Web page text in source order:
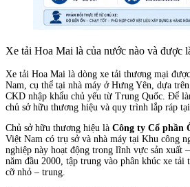
Xe tải Hoa Mai là của nước nào và được
Xe tải Hoa Mai là dòng xe tải thương mại
Nam, cụ thể tại nhà máy ở Hưng Yên, dựa
CKD nhập khẩu chủ yếu từ Trung Quốc. Để
chủ sở hữu thương hiệu và quy trình lắp ráp
Chủ sở hữu thương hiệu là Công ty Cổ phần
Việt Nam có trụ sở và nhà máy tại Khu công
nghiệp này hoạt động trong lĩnh vực sản xuất
năm đầu 2000, tập trung vào phân khúc xe
cỡ nhỏ – trung.